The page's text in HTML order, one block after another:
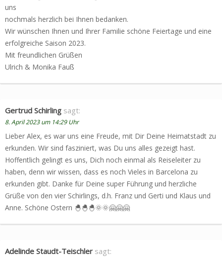
uns
nochmals herzlich bei Ihnen bedanken.
Wir wünschen Ihnen und Ihrer Familie schöne Feiertage und eine
erfolgreiche Saison 2023.
Mit freundlichen Grüßen
Ulrich & Monika Fauß
Gertrud Schirling sagt:
8. April 2023 um 14:29 Uhr
Lieber Alex, es war uns eine Freude, mit Dir Deine Heimatstadt zu
erkunden. Wir sind fasziniert, was Du uns alles gezeigt hast.
Hoffentlich gelingt es uns, Dich noch einmal als Reiseleiter zu
haben, denn wir wissen, dass es noch Vieles in Barcelona zu
erkunden gibt. Danke für Deine super Führung und herzliche
Grüße von den vier Schirlings, d.h. Franz und Gerti und Klaus und
Anne. Schöne Ostern 🐣🐣🐣🌞🌞🤗🤗🤗
Adelinde Staudt-Teischler sagt: